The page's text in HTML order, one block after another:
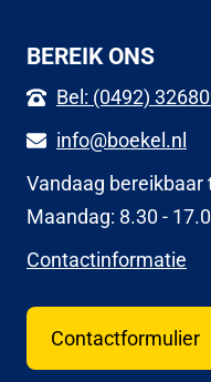
BEREIK ONS
Bel: (0492)
info@boekel.nl
Vandaag bereikbaar
Maandag: 8.30 -
Contactinformatie
Contactformulier